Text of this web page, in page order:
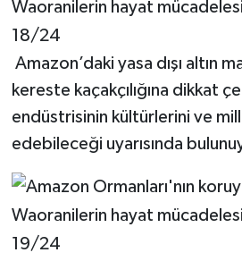
18/24
Amazon’daki yasa dışı altın
kereste kaçakçılığına dikkat
endüstrisinin kültürlerini ve
edebileceği uyarısında
19/24